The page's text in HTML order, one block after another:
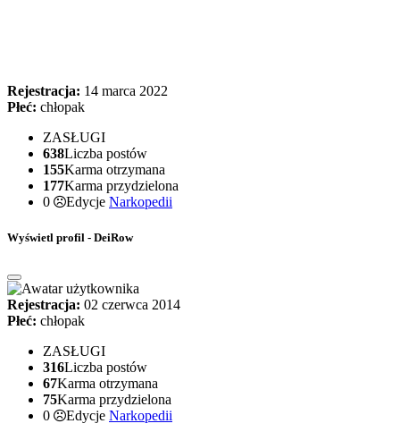
Rejestracja: 14 marca 2022
Płeć: chłopak
ZASŁUGI
638Liczba postów
155Karma otrzymana
177Karma przydzielona
0
Edycje Narkopedii
Wyświetl profil - DeiRow
Rejestracja: 02 czerwca 2014
Płeć: chłopak
ZASŁUGI
316Liczba postów
67Karma otrzymana
75Karma przydzielona
0
Edycje Narkopedii